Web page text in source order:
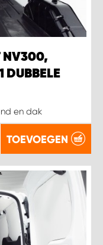
NV300,
DUBBELE
en dak
TOEVOEGEN